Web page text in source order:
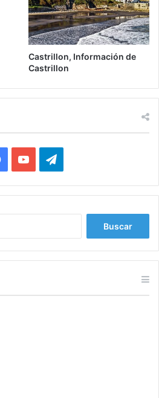
Castrillon, Información de
Castrillon
Facebook
YouTubeTelegram